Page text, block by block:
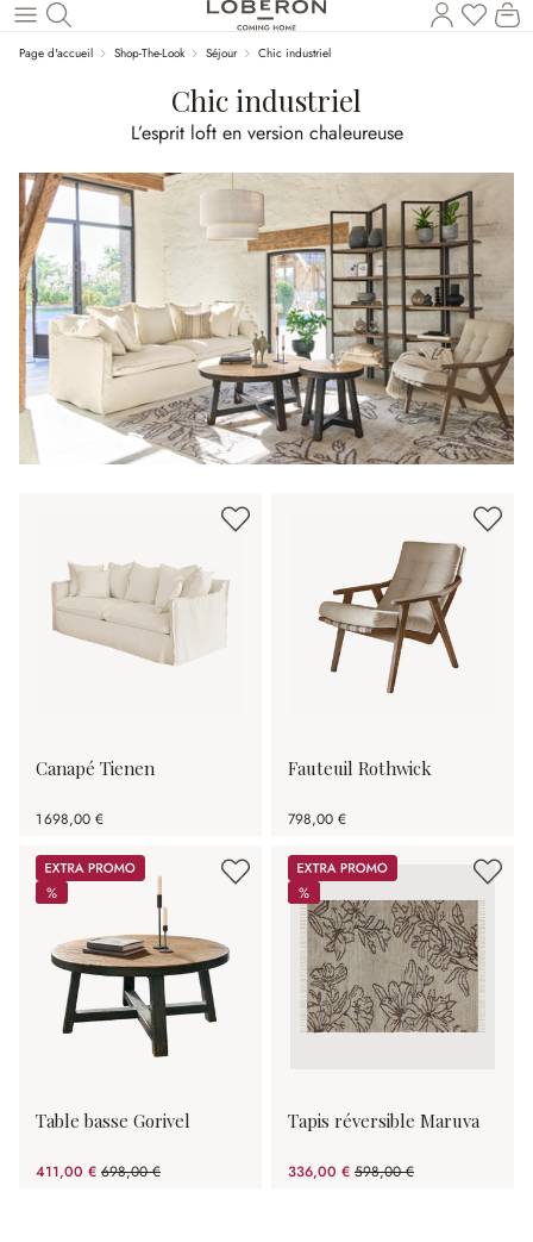
Revenir au contenu principal
Vous
Page d'accueil Shop-The-Look Séjour Chic industriel
Chic industriel
L’esprit loft en version chaleureuse
Canapé Tienen
1 698,00 €
Fauteuil Rothwick
798,00 €
Promos
%
%
Table basse Gorivel
411,00 € 698,00 €
(41.12%spared)
Promos
%
%
Tapis réversible Maruva
336,00 € 598,00 €
(43.81%spared)